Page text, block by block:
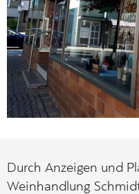
Durch Anzeigen und
Weinhandlung